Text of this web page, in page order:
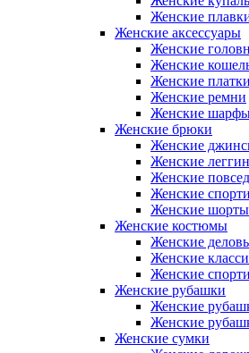
Женские
Женские аксессуары
Женские
Женские
Женские платки
Женские ремни
Женские
Женские брюки
Женские
Женские
Женские
Женские
Женские шорты
Женские костюмы
Женские
Женские
Женские
Женские рубашки
Женские
Женские
Женские сумки